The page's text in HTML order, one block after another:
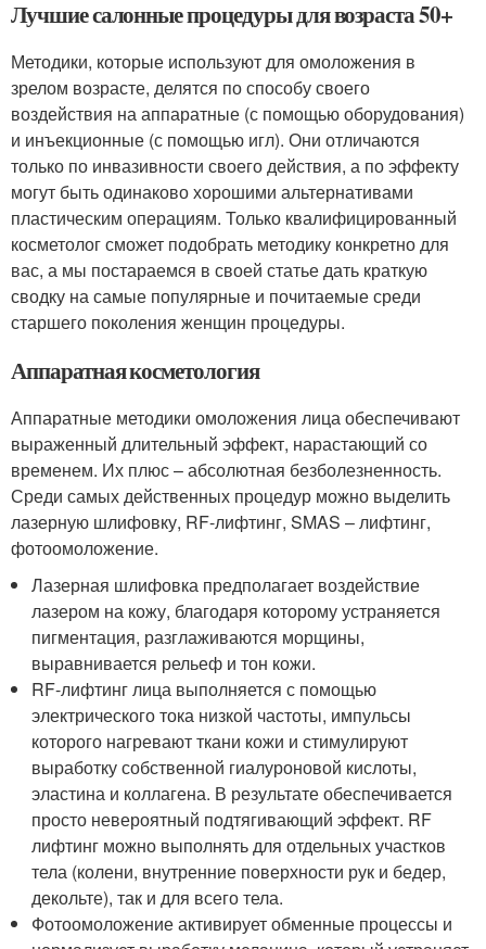
Лучшие салонные процедуры для возраста 50+
Методики, которые используют для омоложения в
зрелом возрасте, делятся по способу своего
воздействия на аппаратные (с помощью оборудования)
и инъекционные (с помощью игл). Они отличаются
только по инвазивности своего действия, а по эффекту
могут быть одинаково хорошими альтернативами
пластическим операциям. Только квалифицированный
косметолог сможет подобрать методику конкретно для
вас, а мы постараемся в своей статье дать краткую
сводку на самые популярные и почитаемые среди
старшего поколения женщин процедуры.
Аппаратная косметология
Аппаратные методики омоложения лица обеспечивают
выраженный длительный эффект, нарастающий со
временем. Их плюс – абсолютная безболезненность.
Среди самых действенных процедур можно выделить
лазерную шлифовку, RF-лифтинг, SMAS – лифтинг,
фотоомоложение.
Лазерная шлифовка предполагает воздействие
лазером на кожу, благодаря которому устраняется
пигментация, разглаживаются морщины,
выравнивается рельеф и тон кожи.
RF-лифтинг лица выполняется с помощью
электрического тока низкой частоты, импульсы
которого нагревают ткани кожи и стимулируют
выработку собственной гиалуроновой кислоты,
эластина и коллагена. В результате обеспечивается
просто невероятный подтягивающий эффект. RF
лифтинг можно выполнять для отдельных участков
тела (колени, внутренние поверхности рук и бедер,
декольте), так и для всего тела.
Фотоомоложение активирует обменные процессы и